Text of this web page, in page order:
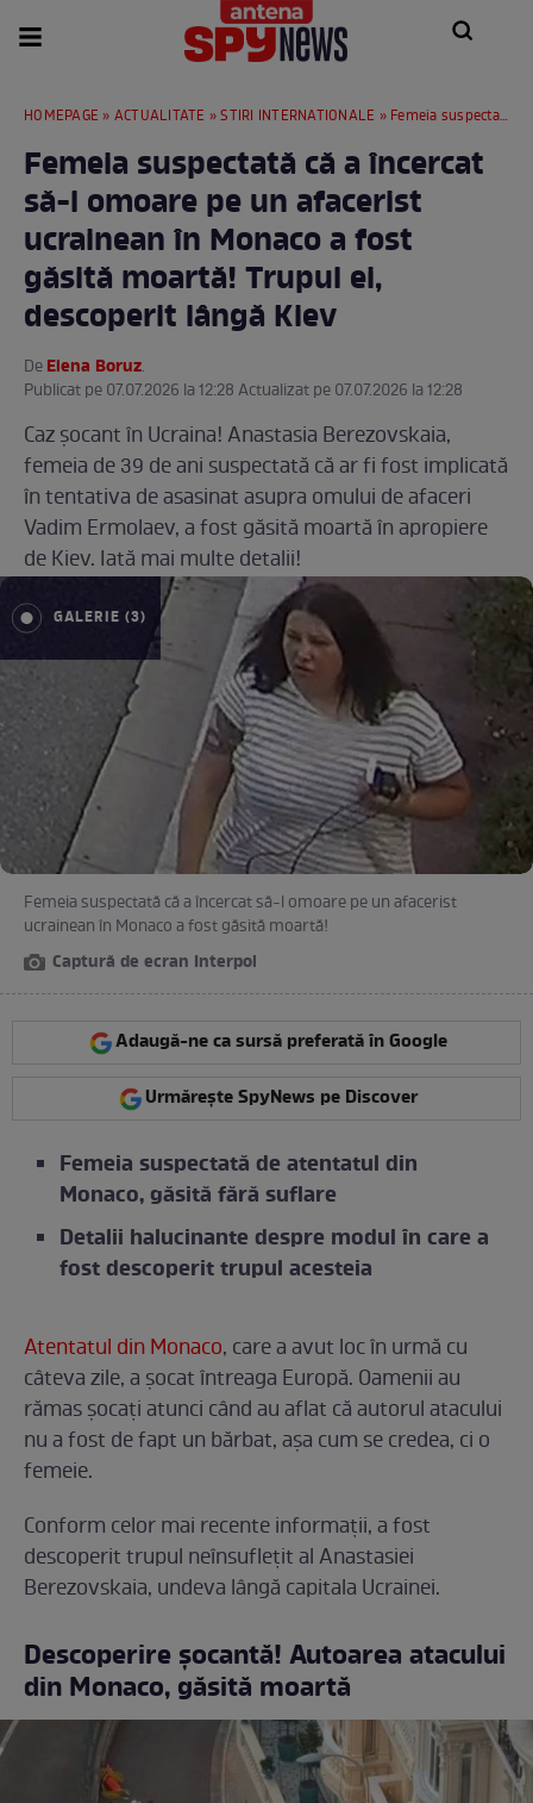
HOMEPAGE » ACTUALITATE »STIRI INTERNATIONALE » Femeia suspectată că a încercat să-l omoare pe un afacerist ucrainean în Monaco a fost găsită moartă! Trupul ei, descoperit lângă Kiev
Femeia suspectată că a încercat
să-l omoare pe un afacerist
ucrainean în Monaco a fost
găsită moartă! Trupul ei,
descoperit lângă Kiev
DeElena Boruz.
Publicat pe 07.07.2026 la 12:28 Actualizat pe 07.07.2026 la 12:28
Caz șocant în Ucraina! Anastasia Berezovskaia,
femeia de 39 de ani suspectată că ar fi fost implicată
în tentativa de asasinat asupra omului de afaceri
Vadim Ermolaev, a fost găsită moartă în apropiere
de Kiev. Iată mai multe detalii!
GALERIE (3)
Femeia suspectată că a încercat să-l omoare pe un afacerist
ucrainean în Monaco a fost găsită moartă!
Captură de ecran Interpol
Adaugă-ne ca sursă preferată în Google
Urmărește SpyNews pe Discover
Femeia suspectată de atentatul din
Monaco, găsită fără suflare
Detalii halucinante despre modul în care a
fost descoperit trupul acesteia
Atentatul din Monaco, care a avut loc în urmă cu
câteva zile, a șocat întreaga Europă. Oamenii au
rămas șocați atunci când au aflat că autorul atacului
nu a fost de fapt un bărbat, așa cum se credea, ci o
femeie.
Conform celor mai recente informații, a fost
descoperit trupul neînsuflețit al Anastasiei
Berezovskaia, undeva lângă capitala Ucrainei.
Descoperire șocantă! Autoarea atacului
din Monaco, găsită moartă